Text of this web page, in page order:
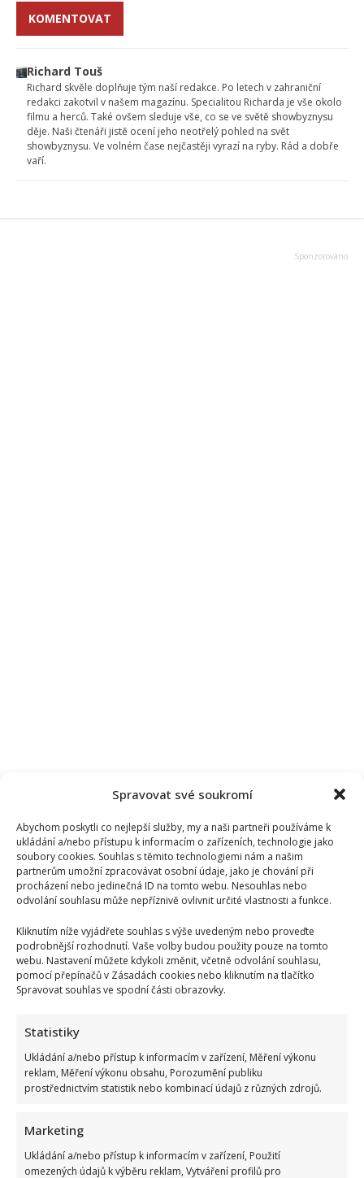
Spravovat své soukromí
Abychom poskytli co nejlepší služby, my a naši partneři používáme k
ukládání a/nebo přístupu k informacím o zařízeních, technologie jako
soubory cookies. Souhlas s těmito technologiemi nám a našim
partnerům umožní zpracovávat osobní údaje, jako je chování při
procházení nebo jedinečná ID na tomto webu. Nesouhlas nebo
odvolání souhlasu může nepříznivě ovlivnit určité vlastnosti a funkce.
Kliknutím níže vyjádřete souhlas s výše uvedeným nebo proveďte
podrobnější rozhodnutí. Vaše volby budou použity pouze na tomto
webu. Nastavení můžete kdykoli změnit, včetně odvolání souhlasu,
pomocí přepínačů v Zásadách cookies nebo kliknutím na tlačítko
Spravovat souhlas ve spodní části obrazovky.
Statistiky
Ukládání a/nebo přístup k informacím v zařízení, Měření výkonu
reklam, Měření výkonu obsahu, Porozumění publiku
prostřednictvím statistik nebo kombinací údajů z různých zdrojů.
Marketing
Ukládání a/nebo přístup k informacím v zařízení, Použití
omezených údajů k výběru reklam, Vytváření profilů pro
KOMENTOVAT
Richard Touš
Richard skvěle doplňuje tým naší redakce. Po letech v zahraniční
redakci zakotvil v našem magazínu. Specialitou Richarda je vše okolo
filmu a herců. Také ovšem sleduje vše, co se ve světě showbyznysu
děje. Naši čtenáři jistě ocení jeho neotřelý pohled na svět
showbyznysu. Ve volném čase nejčastěji vyrazí na ryby. Rád a dobře
vaří.